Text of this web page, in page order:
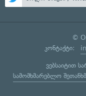
©
კონტაქტი:
ვებსაიტით
სამომხმარებლო